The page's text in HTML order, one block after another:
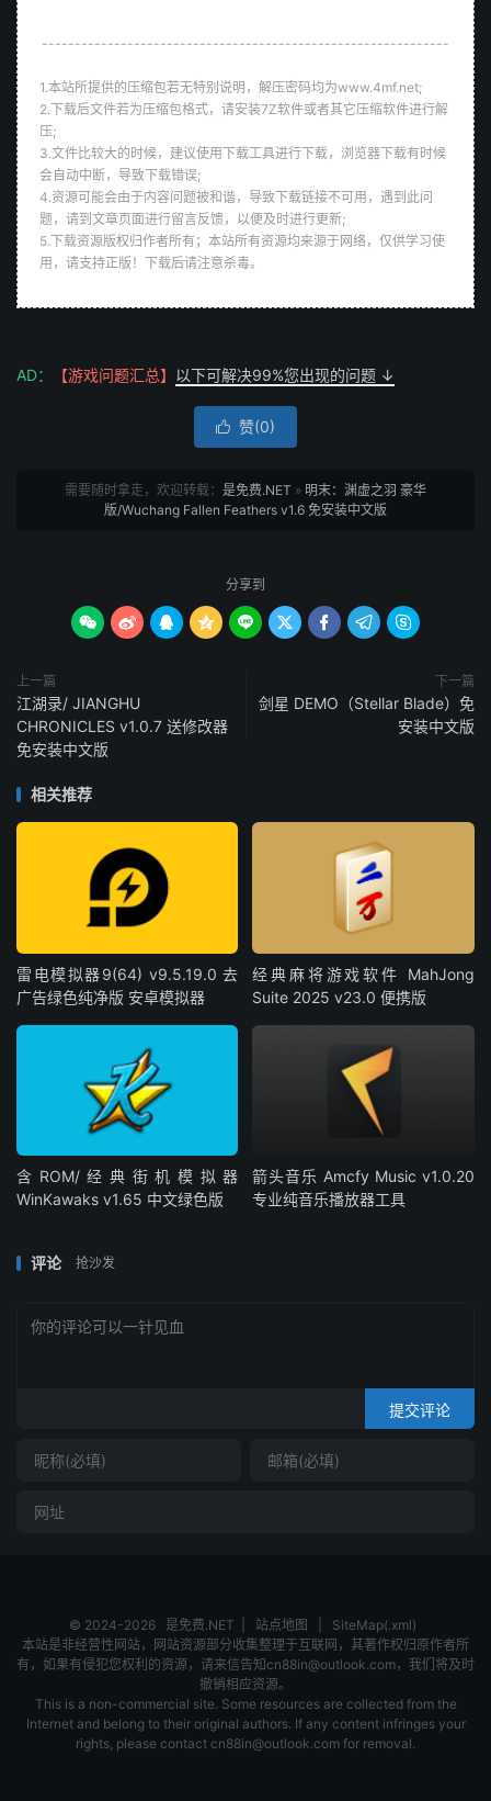
--------------------------------------------------------------
1.本站所提供的压缩包若无特别说明，解压密码均为www.4mf.net;
2.下载后文件若为压缩包格式，请安装7Z软件或者其它压缩软件进行解
压;
3.文件比较大的时候，建议使用下载工具进行下载，浏览器下载有时候
会自动中断，导致下载错误;
4.资源可能会由于内容问题被和谐，导致下载链接不可用，遇到此问
题，请到文章页面进行留言反馈，以便及时进行更新;
5.下载资源版权归作者所有；本站所有资源均来源于网络，仅供学习使
用，请支持正版！下载后请注意杀毒。
AD： 【游戏问题汇总】 以下可解决99%您出现的问题 ↓
 赞(0)
需要随时拿走，欢迎转载： 是免费.NET » 明末：渊虚之羽 豪华
版/Wuchang Fallen Feathers v1.6 免安装中文版
分享到
        
上一篇
江湖录/ JIANGHU
CHRONICLES v1.0.7 送修改器
免安装中文版
下一篇
剑星 DEMO（Stellar Blade）免
安装中文版
相关推荐
雷电模拟器9(64) v9.5.19.0 去
广告绿色纯净版 安卓模拟器
经典麻将游戏软件 MahJong
Suite 2025 v23.0 便携版
含ROM/经典街机模拟器
WinKawaks v1.65 中文绿色版
箭头音乐 Amcfy Music v1.0.20
专业纯音乐播放器工具
评论 抢沙发
提交评论
© 2024-2026 是免费.NET 站点地图
SiteMap(.xml)
本站是非经营性网站，网站资源部分收集整理于互联网，其著作权归原作者所
有，如果有侵犯您权利的资源，请来信告知cn88in@outlook.com，我们将及时
撤销相应资源。
This is a non-commercial site. Some resources are collected from the
Internet and belong to their original authors. If any content infringes your
rights, please contact cn88in@outlook.com for removal.